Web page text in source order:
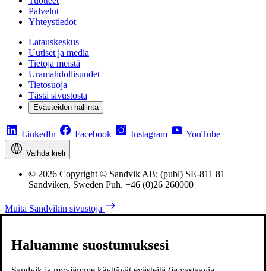
Palvelut
Yhteystiedot
Latauskeskus
Uutiset ja media
Tietoja meistä
Uramahdollisuudet
Tietosuoja
Tästä sivustosta
Evästeiden hallinta
LinkedIn Facebook Instagram YouTube
Vaihda kieli
© 2026 Copyright © Sandvik AB; (publ) SE-811 81
Sandviken, Sweden Puh. +46 (0)26 260000
Muita Sandvikin sivustoja
Haluamme suostumuksesi